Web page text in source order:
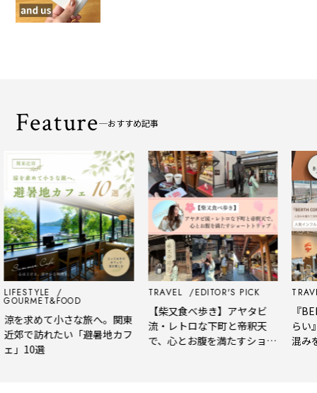
Feature おすすめ記事
を求めて小さな旅へ。関東
郊で訪れたい「避暑地カフ
」10選
TRAVEL EDITOR'S PICK
【柴又食べ歩き】アヤタビ
流・レトロな下町と帝釈天
で、心とお腹を満たすショー
TRAVEL
『
らい
混み